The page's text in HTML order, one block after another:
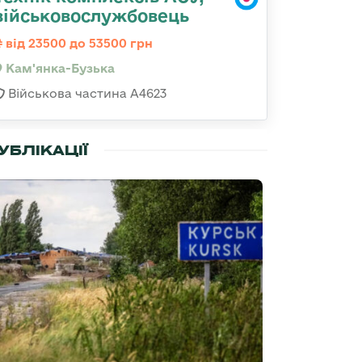
від 23500 до 53500 грн
Кам'янка-Бузька
Військова частина А4623